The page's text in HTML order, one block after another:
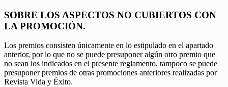
SOBRE LOS ASPECTOS NO CUBIERTOS CON
LA PROMOCIÓN.
Los premios consisten únicamente en lo estipulado en el apartado
anterior, por lo que no se puede presuponer algún otro premio que
no sean los indicados en el presente reglamento, tampoco se puede
presuponer premios de otras promociones anteriores realizadas por
Revista Vida y Éxito.